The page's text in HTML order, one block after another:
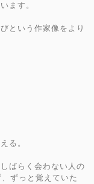
ます。
という作家像をより
る。
ばらく会わない人の
ずっと覚えていた